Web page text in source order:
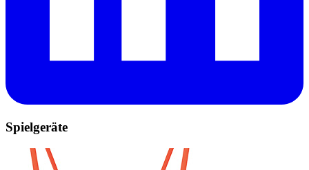
Spielgeräte